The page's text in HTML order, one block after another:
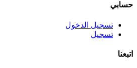
حسابي
تسجيل الدخول
تسجيل
اتبعنا